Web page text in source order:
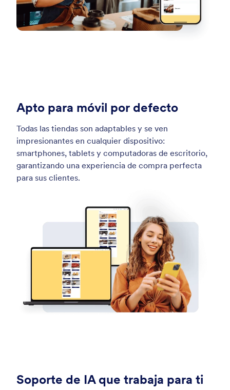
Apto para móvil por defecto
Todas las tiendas son adaptables y se ven
impresionantes en cualquier dispositivo:
smartphones, tablets y computadoras de escritorio,
garantizando una experiencia de compra perfecta
para sus clientes.
Soporte de IA que trabaja para ti